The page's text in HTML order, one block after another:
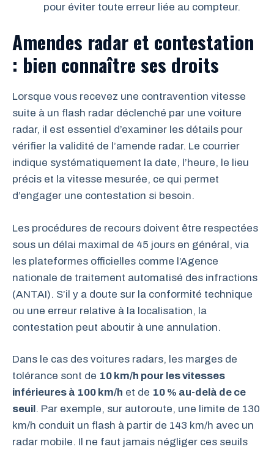
pour éviter toute erreur liée au compteur.
Amendes radar et contestation
: bien connaître ses droits
Lorsque vous recevez une contravention vitesse
suite à un flash radar déclenché par une voiture
radar, il est essentiel d’examiner les détails pour
vérifier la validité de l’amende radar. Le courrier
indique systématiquement la date, l’heure, le lieu
précis et la vitesse mesurée, ce qui permet
d’engager une contestation si besoin.
Les procédures de recours doivent être respectées
sous un délai maximal de 45 jours en général, via
les plateformes officielles comme l’Agence
nationale de traitement automatisé des infractions
(ANTAI). S’il y a doute sur la conformité technique
ou une erreur relative à la localisation, la
contestation peut aboutir à une annulation.
Dans le cas des voitures radars, les marges de
tolérance sont de 10 km/h pour les vitesses
inférieures à 100 km/h et de 10 % au-delà de ce
seuil. Par exemple, sur autoroute, une limite de 130
km/h conduit un flash à partir de 143 km/h avec un
radar mobile. Il ne faut jamais négliger ces seuils